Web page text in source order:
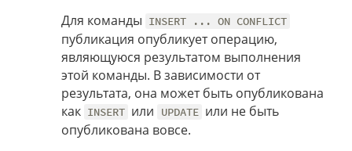
Для команды INSERT ... ON CONFLICT
публикация опубликует операцию,
являющуюся результатом выполнения
этой команды. В зависимости от
результата, она может быть опубликована
как INSERT или UPDATE или не быть
опубликована вовсе.